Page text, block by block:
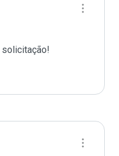
solicitação!